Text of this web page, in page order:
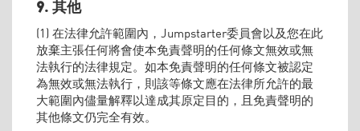
9. 其他
(1) 在法律允許範圍內，Jumpstarter委員會以及您在此
放棄主張任何將會使本免責聲明的任何條文無效或無
法執行的法律規定。如本免責聲明的任何條文被認定
為無效或無法執行，則該等條文應在法律所允許的最
大範圍內儘量解釋以達成其原定目的，且免責聲明的
其他條文仍完全有效。